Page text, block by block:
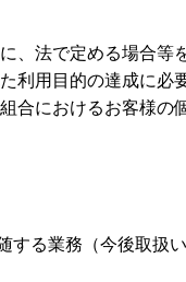
、法で定める場合等
利用目的の達成に必
合におけるお客様の
る業務（今後取扱